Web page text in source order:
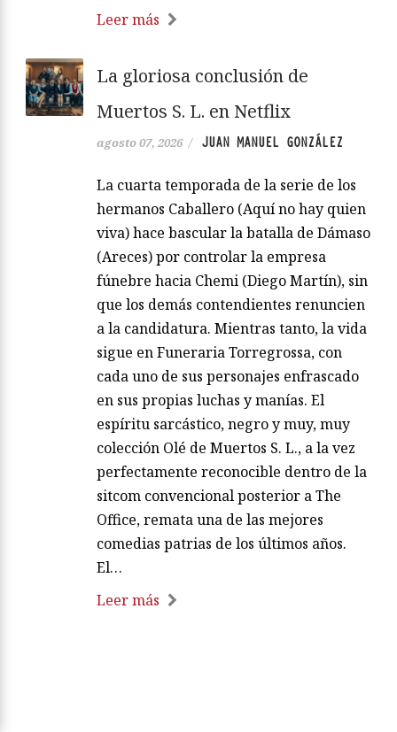
Leer más
La gloriosa conclusión de
Muertos S. L. en Netflix
agosto 07, 2026 / JUAN MANUEL GONZÁLEZ
La cuarta temporada de la serie de los
hermanos Caballero (Aquí no hay quien
viva) hace bascular la batalla de Dámaso
(Areces) por controlar la empresa
fúnebre hacia Chemi (Diego Martín), sin
que los demás contendientes renuncien
a la candidatura. Mientras tanto, la vida
sigue en Funeraria Torregrossa, con
cada uno de sus personajes enfrascado
en sus propias luchas y manías. El
espíritu sarcástico, negro y muy, muy
colección Olé de Muertos S. L., a la vez
perfectamente reconocible dentro de la
sitcom convencional posterior a The
Office, remata una de las mejores
comedias patrias de los últimos años.
El…
Leer más